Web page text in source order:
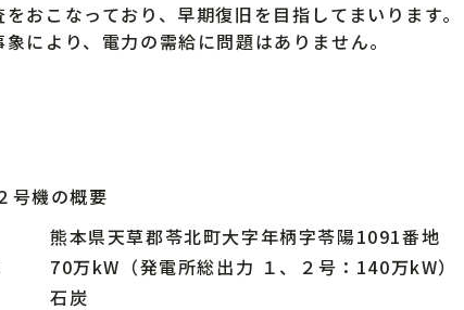
おこなっており、早期復旧を目指してまいります。
により、電力の需給に問題はありません。
号機の概要
熊本県天草郡苓北町大字年柄字苓陽1091番地
70万kW（発電所総出力 １、２号：140万kW）
石炭